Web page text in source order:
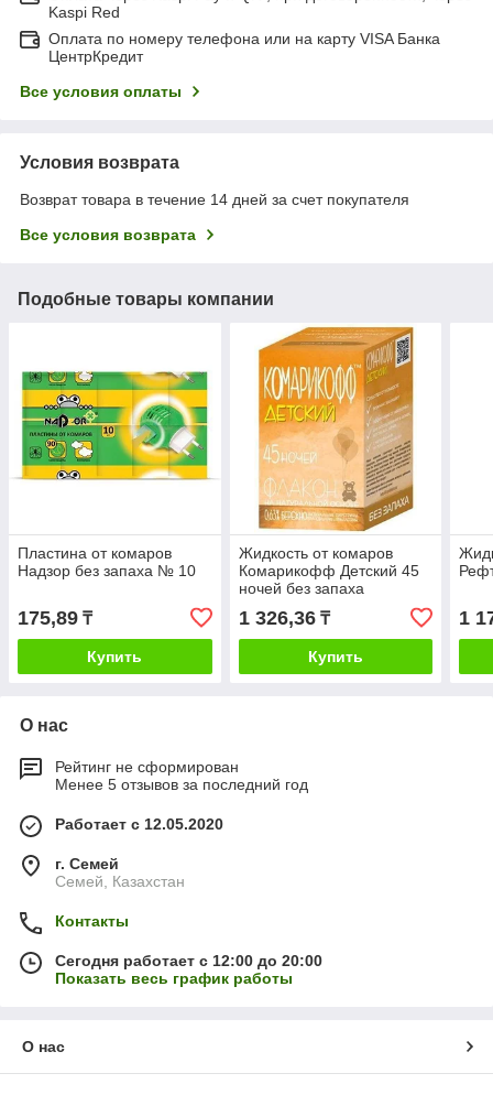
Kaspi Red
Оплата по номеру телефона или на карту VISA Банка
ЦентрКредит
Все условия оплаты
Условия возврата
Возврат товара в течение 14 дней за счет покупателя
Все условия возврата
Подобные товары компании
Пластина от комаров
Надзор без запаха № 10
175,89 ₸
Купить
Жидкость от комаров
Комарикофф Детский 45
ночей без запаха
1 326,36₸
Купить
1
О нас
Рейтинг не сформирован
Менее 5 отзывов за последний год
Работает с 12.05.2020
г. Семей
Семей, Казахстан
Контакты
Сегодня работает с 12:00 до 20:00
Показать весь график работы
О нас